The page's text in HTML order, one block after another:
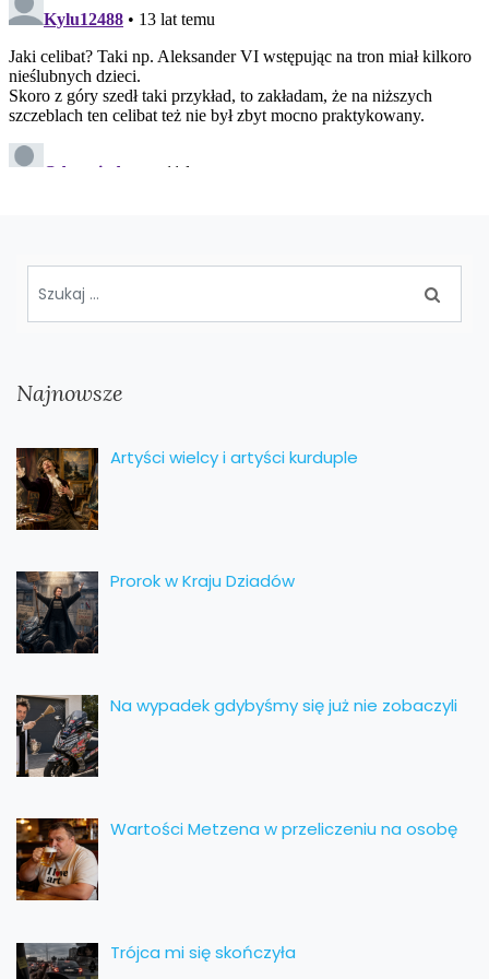
Najnowsze
Artyści wielcy i artyści kurduple
Prorok w Kraju Dziadów
Na wypadek gdybyśmy się już nie zobaczyli
Wartości Metzena w przeliczeniu na osobę
Trójca mi się skończyła